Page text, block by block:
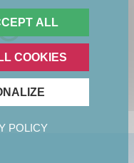
ALL
COOKIES
POLICY